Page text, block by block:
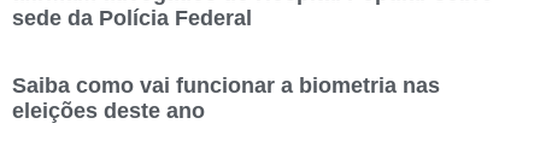
sede da Polícia Federal
Saiba como vai funcionar a biometria nas
eleições deste ano